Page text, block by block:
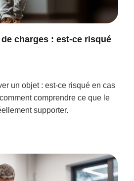
charges : est-ce risqué
un objet : est-ce risqué en cas
comprendre ce que le
supporter.